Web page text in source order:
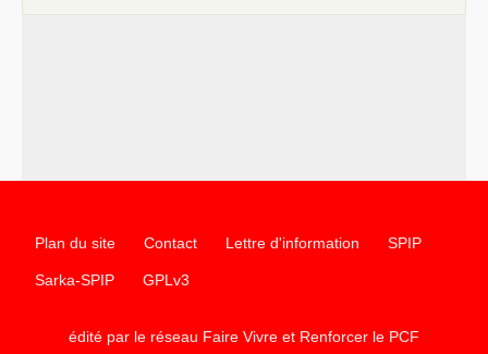
Plan du site Contact Lettre d'information SPIP
Sarka-SPIP GPLv3
édité par le réseau Faire Vivre et Renforcer le PCF